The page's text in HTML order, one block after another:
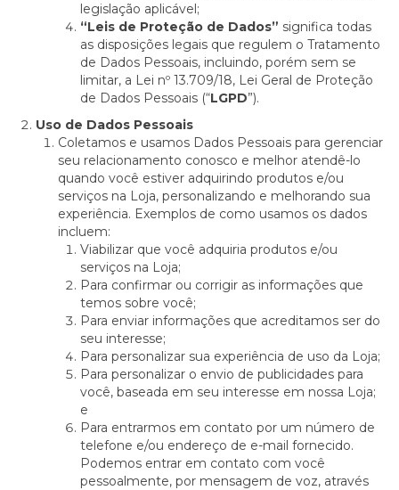
legislação aplicável;
“Leis de Proteção de Dados” significa todas
as disposições legais que regulem o Tratamento
de Dados Pessoais, incluindo, porém sem se
limitar, a Lei nº 13.709/18, Lei Geral de Proteção
de Dados Pessoais (“LGPD”).
Uso de Dados Pessoais
Coletamos e usamos Dados Pessoais para gerenciar
seu relacionamento conosco e melhor atendê-lo
quando você estiver adquirindo produtos e/ou
serviços na Loja, personalizando e melhorando sua
experiência. Exemplos de como usamos os dados
incluem:
Viabilizar que você adquiria produtos e/ou
serviços na Loja;
Para confirmar ou corrigir as informações que
temos sobre você;
Para enviar informações que acreditamos ser do
seu interesse;
Para personalizar sua experiência de uso da Loja;
Para personalizar o envio de publicidades para
você, baseada em seu interesse em nossa Loja;
e
Para entrarmos em contato por um número de
telefone e/ou endereço de e-mail fornecido.
Podemos entrar em contato com você
pessoalmente, por mensagem de voz, através